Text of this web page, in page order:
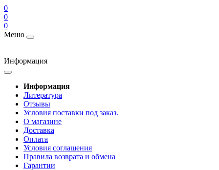
0
0
0
Меню
Информация
Информация
Литература
Отзывы
Условия поставки под заказ.
О магазине
Доставка
Оплата
Условия соглашения
Правила возврата и обмена
Гарантии